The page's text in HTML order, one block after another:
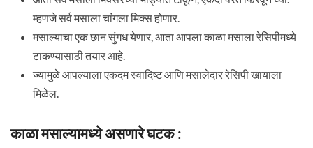
म्हणजे सर्व मसाला चांगला मिक्स होणार.
मसाल्याचा एक छान सुंगध येणार, आता आपला काळा मसाला रेसिपीमध्ये
टाकण्यासाठी तयार आहे.
ज्यामुळे आपल्याला एकदम स्वादिष्ट आणि मसालेदार रेसिपी खायाला
मिळेल.
काळा मसाल्यामध्ये असणारे घटक :